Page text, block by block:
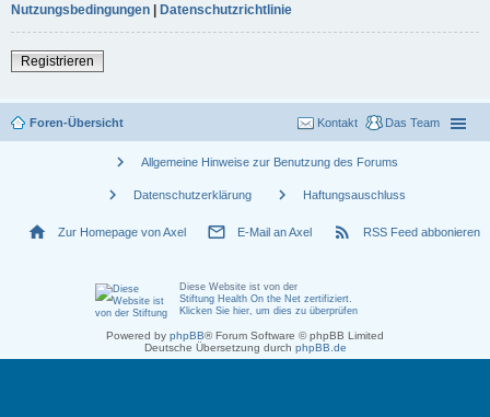
Nutzungsbedingungen | Datenschutzrichtlinie
Registrieren
Foren-Übersicht Das Team
Kontakt
chevron_right Allgemeine Hinweise zur Benutzung des Forums
chevron_right Datenschutzerklärung chevron_right Haftungsauschluss
home Zur Homepage von Axel mail_outline E-Mail an Axel rss_feed RSS Feed abbonieren
Diese Website ist von der
Stiftung Health On the Net zertifiziert
Klicken Sie hier, um dies zu überprüfen
Powered by phpBB® Forum Software © phpBB Limited
Deutsche Übersetzung durch phpBB.de